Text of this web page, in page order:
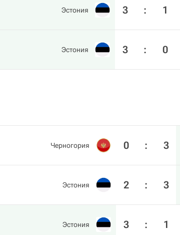
Эстония 3 : 1
Эстония 3 : 0
Черногория 0 : 3
Эстония 2 : 3
Эстония 3 : 1